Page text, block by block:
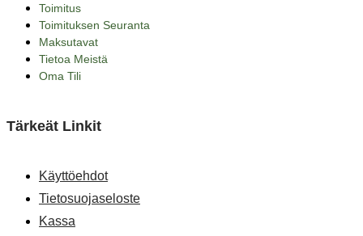
Toimitus
Toimituksen Seuranta
Maksutavat
Tietoa Meistä
Oma Tili
Tärkeät Linkit
Käyttöehdot
Tietosuojaseloste
Kassa